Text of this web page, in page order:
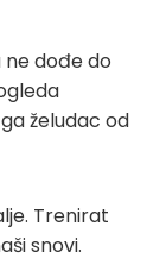
dođe do
želudac od
Trenirat
snovi.